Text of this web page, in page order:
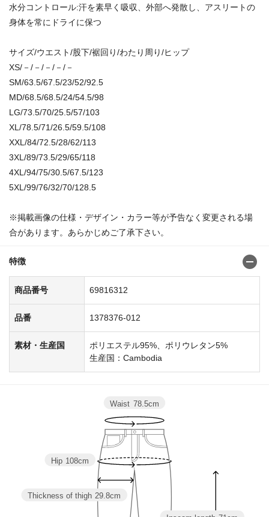
水分コントロール:汗を素早く吸収、外部へ発散し、アスリートの
身体を常にドライに保つ
サイズ/ウエスト/股下/裾回り/わたり周り/ヒップ
XS/－/－/－/－/－
SM/63.5/67.5/23/52/92.5
MD/68.5/68.5/24/54.5/98
LG/73.5/70/25.5/57/103
XL/78.5/71/26.5/59.5/108
XXL/84/72.5/28/62/113
3XL/89/73.5/29/65/118
4XL/94/75/30.5/67.5/123
5XL/99/76/32/70/128.5
※掲載画像の仕様・デザイン・カラー等が予告なく変更される場
合があります。あらかじめご了承下さい。
特徴
商品番号 69816312
品番 1378376-012
素材・生産国
ポリエステル95%、ポリウレタン5%
生産国：Cambodia
Thickness of thigh 29.8cm
Hip 108cm
Waist 78.5cm